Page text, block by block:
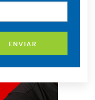
ENVIAR